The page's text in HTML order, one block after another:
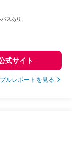
スあり
式サイト
ルレポートを見る